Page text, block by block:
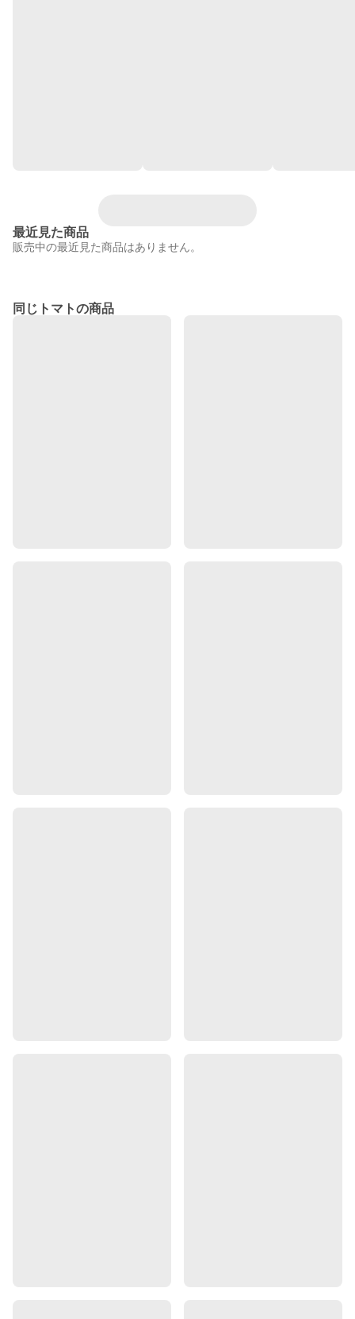
最近見た商品
販売中の最近見た商品はありません。
同じトマトの商品